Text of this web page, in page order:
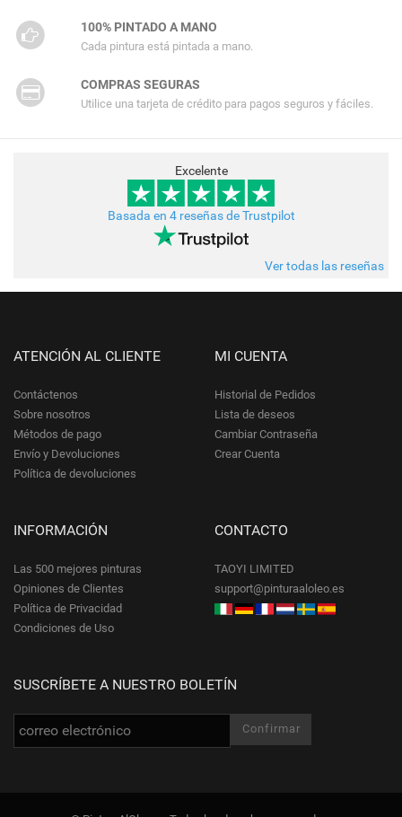
100% PINTADO A MANO
Cada pintura está pintada a mano.
COMPRAS SEGURAS
Utilice una tarjeta de crédito para pagos seguros y fáciles.
Excelente
Basada en 4 reseñas de Trustpilot
Ver todas las reseñas
ATENCIÓN AL CLIENTE
Contáctenos
Sobre nosotros
Métodos de pago
Envío y Devoluciones
Política de devoluciones
MI CUENTA
Historial de Pedidos
Lista de deseos
Cambiar Contraseña
Crear Cuenta
INFORMACIÓN
Las 500 mejores pinturas
Opiniones de Clientes
Política de Privacidad
Condiciones de Uso
CONTACTO
TAOYI LIMITED
support@pinturaaloleo.es
SUSCRÍBETE A NUESTRO BOLETÍN